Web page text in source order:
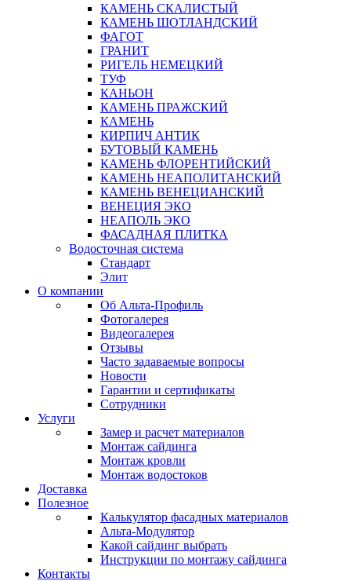
КАМЕНЬ СКАЛИСТЫЙ
КАМЕНЬ ШОТЛАНДСКИЙ
ФАГОТ
ГРАНИТ
РИГЕЛЬ НЕМЕЦКИЙ
ТУФ
КАНЬОН
КАМЕНЬ ПРАЖСКИЙ
КАМЕНЬ
КИРПИЧ АНТИК
БУТОВЫЙ КАМЕНЬ
КАМЕНЬ ФЛОРЕНТИЙСКИЙ
КАМЕНЬ НЕАПОЛИТАНСКИЙ
КАМЕНЬ ВЕНЕЦИАНСКИЙ
ВЕНЕЦИЯ ЭКО
НЕАПОЛЬ ЭКО
ФАСАДНАЯ ПЛИТКА
Водосточная система
Стандарт
Элит
О компании
Об Альта-Профиль
Фотогалерея
Видеогалерея
Отзывы
Часто задаваемые вопросы
Новости
Гарантии и сертификаты
Сотрудники
Услуги
Замер и расчет материалов
Монтаж сайдинга
Монтаж кровли
Монтаж водостоков
Доставка
Полезное
Калькулятор фасадных материалов
Альта-Модулятор
Какой сайдинг выбрать
Инструкции по монтажу сайдинга
Контакты